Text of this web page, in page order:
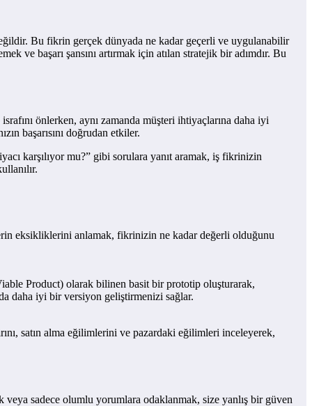
Bu fikrin gerçek dünyada ne kadar geçerli ve uygulanabilir
başarı şansını artırmak için atılan stratejik bir adımdır. Bu
önlerken, aynı zamanda müşteri ihtiyaçlarına daha iyi
başarısını doğrudan etkiler.
karşılıyor mu?” gibi sorulara yanıt aramak, iş fikrinizin
eksikliklerini anlamak, fikrinizin ne kadar değerli olduğunu
Product) olarak bilinen basit bir prototip oluşturarak,
daha iyi bir versiyon geliştirmenizi sağlar.
satın alma eğilimlerini ve pazardaki eğilimleri inceleyerek,
sadece olumlu yorumlara odaklanmak, size yanlış bir güven